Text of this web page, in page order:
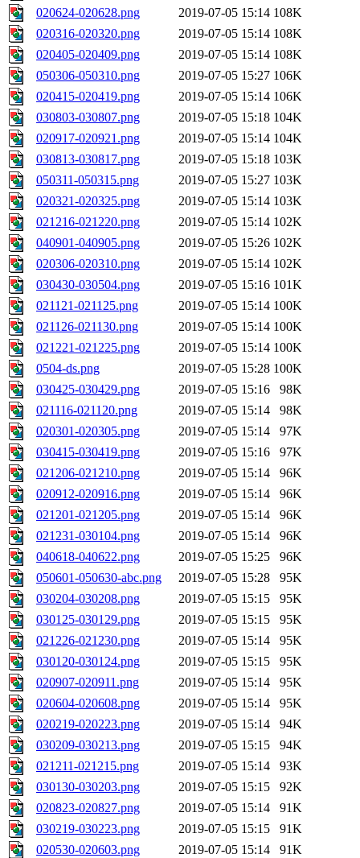
020624-020628.png 2019-07-05 15:14 108K
020316-020320.png
2019-07-05 15:14 108K
020405-020409.png
2019-07-05 15:14 108K
050306-050310.png
2019-07-05 15:27 106K
020415-020419.png
2019-07-05 15:14 106K
030803-030807.png
2019-07-05 15:18 104K
020917-020921.png
2019-07-05 15:14 104K
030813-030817.png
2019-07-05 15:18 103K
050311-050315.png
2019-07-05 15:27 103K
020321-020325.png
2019-07-05 15:14 103K
021216-021220.png
2019-07-05 15:14 102K
040901-040905.png
2019-07-05 15:26 102K
020306-020310.png
2019-07-05 15:14 102K
030430-030504.png
2019-07-05 15:16 101K
021121-021125.png
2019-07-05 15:14 100K
021126-021130.png
2019-07-05 15:14 100K
021221-021225.png
2019-07-05 15:14 100K
0504-ds.png
2019-07-05 15:28 100K
030425-030429.png
2019-07-05 15:16
98K
021116-021120.png
2019-07-05 15:14
98K
020301-020305.png
2019-07-05 15:14
97K
030415-030419.png
2019-07-05 15:16
97K
021206-021210.png
2019-07-05 15:14
96K
020912-020916.png
2019-07-05 15:14
96K
021201-021205.png
2019-07-05 15:14
96K
021231-030104.png
2019-07-05 15:14
96K
040618-040622.png
2019-07-05 15:25
96K
050601-050630-abc.png
2019-07-05 15:28
95K
030204-030208.png
2019-07-05 15:15
95K
030125-030129.png
2019-07-05 15:15
95K
021226-021230.png
2019-07-05 15:14
95K
030120-030124.png
2019-07-05 15:15
95K
020907-020911.png
2019-07-05 15:14
95K
020604-020608.png
2019-07-05 15:14
95K
020219-020223.png
2019-07-05 15:14
94K
030209-030213.png
2019-07-05 15:15
94K
021211-021215.png
2019-07-05 15:14
93K
030130-030203.png
2019-07-05 15:15
92K
020823-020827.png
2019-07-05 15:14
91K
030219-030223.png
2019-07-05 15:15
91K
020530-020603.png
2019-07-05 15:14
91K